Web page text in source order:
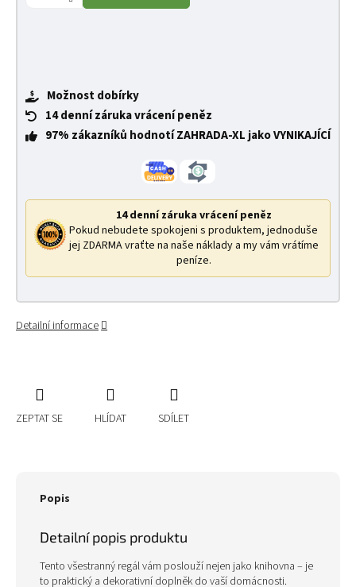
Možnost dobírky
14 denní záruka vrácení peněz
97% zákazníků hodnotí ZAHRADA-XL jako VYNIKAJÍCÍ
14 denní záruka vrácení peněz
Pokud nebudete spokojeni s produktem, jednoduše
jej ZDARMA vraťte na naše náklady a my vám vrátíme
peníze.
Detailní informace
ZEPTAT SE HLÍDAT SDÍLET
Popis
Detailní popis produktu
Tento všestranný regál vám poslouží nejen jako knihovna – je
to praktický a dekorativní doplněk do vaší domácnosti.